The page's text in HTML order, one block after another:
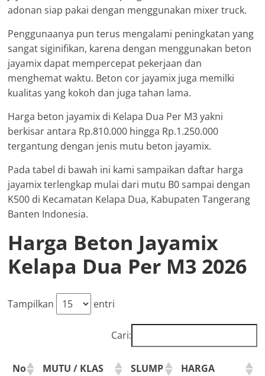
adonan siap pakai dengan menggunakan mixer truck.
Penggunaanya pun terus mengalami peningkatan yang
sangat siginifikan, karena dengan menggunakan beton
jayamix dapat mempercepat pekerjaan dan
menghemat waktu. Beton cor jayamix juga memilki
kualitas yang kokoh dan juga tahan lama.
Harga beton jayamix di Kelapa Dua Per M3 yakni
berkisar antara Rp.810.000 hingga Rp.1.250.000
tergantung dengan jenis mutu beton jayamix.
Pada tabel di bawah ini kami sampaikan daftar harga
jayamix terlengkap mulai dari mutu B0 sampai dengan
K500 di Kecamatan Kelapa Dua, Kabupaten Tangerang
Banten Indonesia.
Harga Beton Jayamix
Kelapa Dua Per M3 2026
Tampilkan entri
Cari:
No MUTU / KLAS SLUMP
HARGA